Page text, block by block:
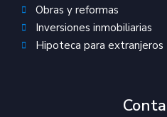
Obras y reformas
Inversiones inmobiliarias
Hipoteca para extranjeros